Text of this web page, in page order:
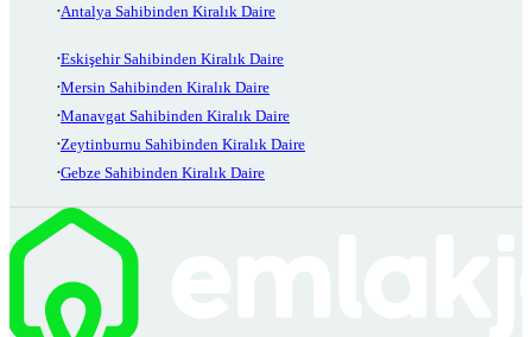
Antalya Sahibinden Kiralık Daire
Eskişehir Sahibinden Kiralık Daire
Mersin Sahibinden Kiralık Daire
Manavgat Sahibinden Kiralık Daire
Zeytinburnu Sahibinden Kiralık Daire
Gebze Sahibinden Kiralık Daire